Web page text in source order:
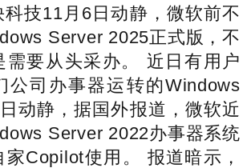
技11月6日动静，微软前不
Server 2025正式版，不
需要从头采办。 近日有用户
公司办事器运转的Windows
动静，据国外报道，微软近
Server 2022办事器系统
Copilot使用。 报道暗示，